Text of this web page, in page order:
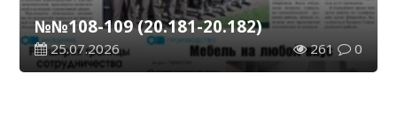
№№108-109 (20.181-20.182)
25.07.2026 261 0